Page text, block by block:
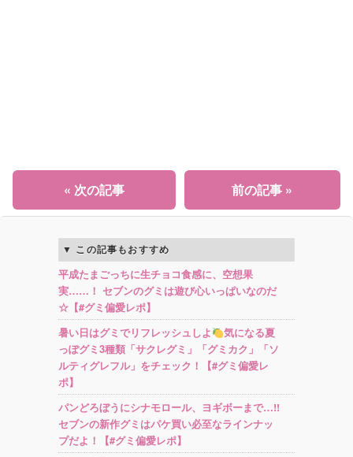
前の記事 »
« 次の記事
この記事もおすすめ
平成たまごっちに生チョコ食感に、空想果
実……！ セブンのグミは遊び心いっぱいなのだ
☆【#グミ偏愛レポ】
暑い日はグミでリフレッシュしよ
気になる夏
っぽグミ3種類「サクレグミ」「グミカク」「ソ
ルティグレフル」をチェック！【#グミ偏愛レ
ポ】
パンどろぼうにシナモロール、ヨギボーまで…!!
セブンの新作グミはパケ買い必至なラインナッ
プだよ！【#グミ偏愛レポ】